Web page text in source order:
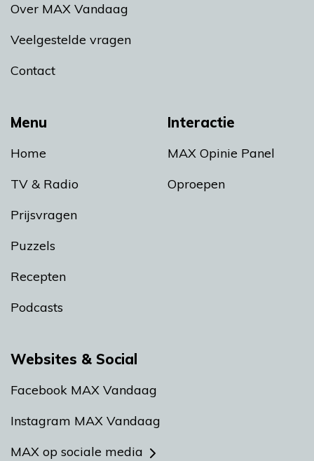
Menu
Home
TV & Radio
Prijsvragen
Puzzels
Recepten
Podcasts
Interactie
MAX Opinie Panel
Oproepen
Over MAX Vandaag
Veelgestelde vragen
Contact
Websites & Social
Facebook MAX Vandaag
Instagram MAX Vandaag
MAX op sociale media